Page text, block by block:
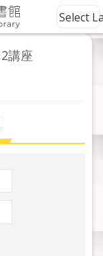
Select
2講座